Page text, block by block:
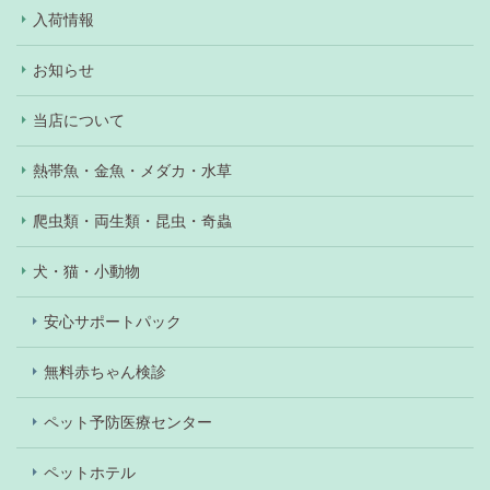
入荷情報
お知らせ
当店について
熱帯魚・金魚・メダカ・水草
爬虫類・両生類・昆虫・奇蟲
犬・猫・小動物
安心サポートパック
無料赤ちゃん検診
ペット予防医療センター
ペットホテル